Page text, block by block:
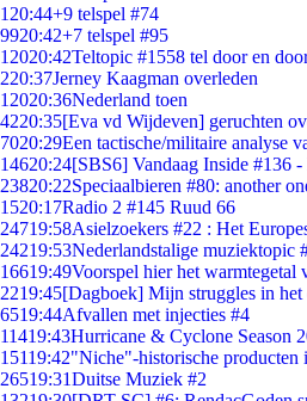
1 20:44+9 telspel #74
9920:42+7 telspel #95
12020:42Teltopic #1558 tel door en
220:37Jerney Kaagman overleden
12020:36Nederland toen
4220:35[Eva vd Wijdeven] geruchten
7020:29Een tactische/militaire analyse
14620:24[SBS6] Vandaag Inside #136
23820:22Speciaalbieren #80: another
1520:17Radio 2 #145 Ruud 66
24719:58Asielzoekers #22 : Het
24219:53Nederlandstalige muziektopic
16619:49Voorspel hier het warmtegetal
2219:45[Dagboek] Mijn struggles in het
6519:44Afvallen met injecties #4
11419:43Hurricane & Cyclone Season
15119:42"Niche"-historische producten
26519:31Duitse Muziek #2